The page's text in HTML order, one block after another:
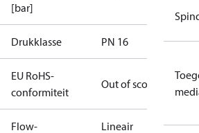
[bar]
Drukklasse PN 16
EU RoHS-
conformiteit
Out of scope
Flow- Lineair